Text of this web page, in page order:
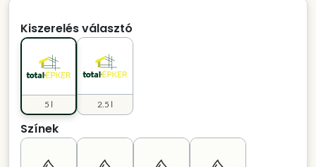
Kiszerelés választó
2.5 l
5 l
Színek